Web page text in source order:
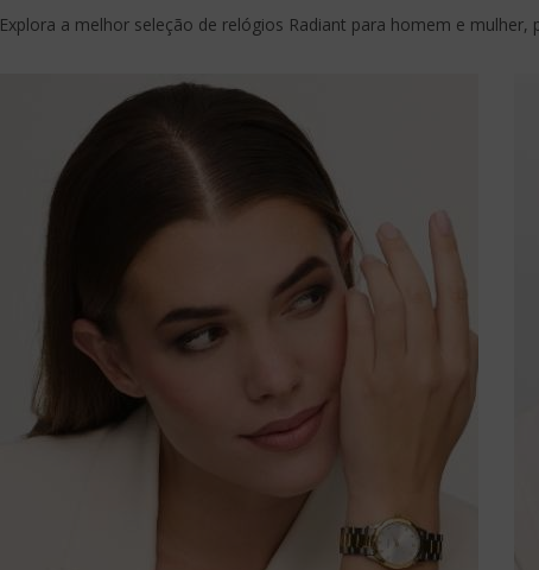
Explora a melhor seleção de relógios Radiant para homem e
-
E recebe
Email
Em que tipo
interesse?